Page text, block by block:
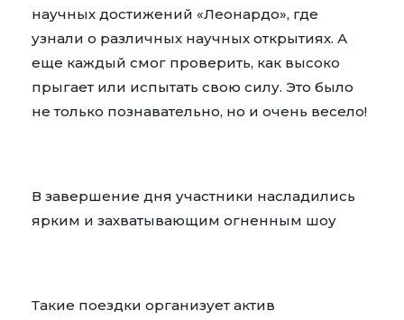
научных достижений «Леонардо», где
узнали о различных научных открытиях. А
еще каждый смог проверить, как высоко
прыгает или испытать свою силу. Это было
не только познавательно, но и очень весело!
В завершение дня участники насладились
ярким и захватывающим огненным шоу
Такие поездки организует актив